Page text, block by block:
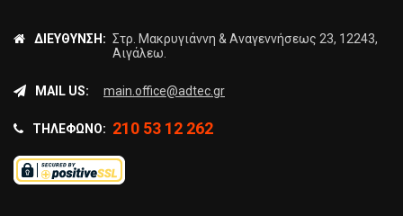
ΔΙΕΎΘΥΝΣΗ: Στρ. Μακρυγιάννη & Αναγεννήσεως 23, 12243,
Αιγάλεω.
MAIL US: main.office@adtec.gr
ΤΗΛΈΦΩΝΟ: 210 53 12 262